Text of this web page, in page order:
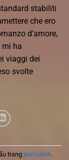
stabiliti
che ero
d’amore,
mi ha
viaggi dei
svolte
trang permalink.